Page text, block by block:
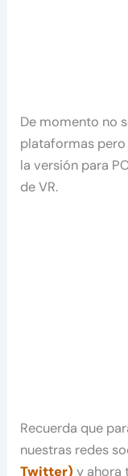
De momento no
plataformas
la versión para
de VR.
Recuerda que
nuestras redes
Twitter) y ahora